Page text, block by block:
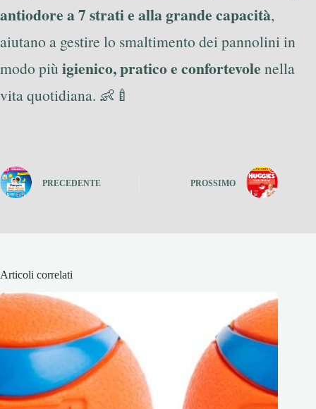
antiodore a 7 strati e alla grande capacità,
aiutano a gestire lo smaltimento dei pannolini in
modo più igienico, pratico e confortevole nella
vita quotidiana. 👶🍼
PRECEDENTE PROSSIMO
Articoli correlati